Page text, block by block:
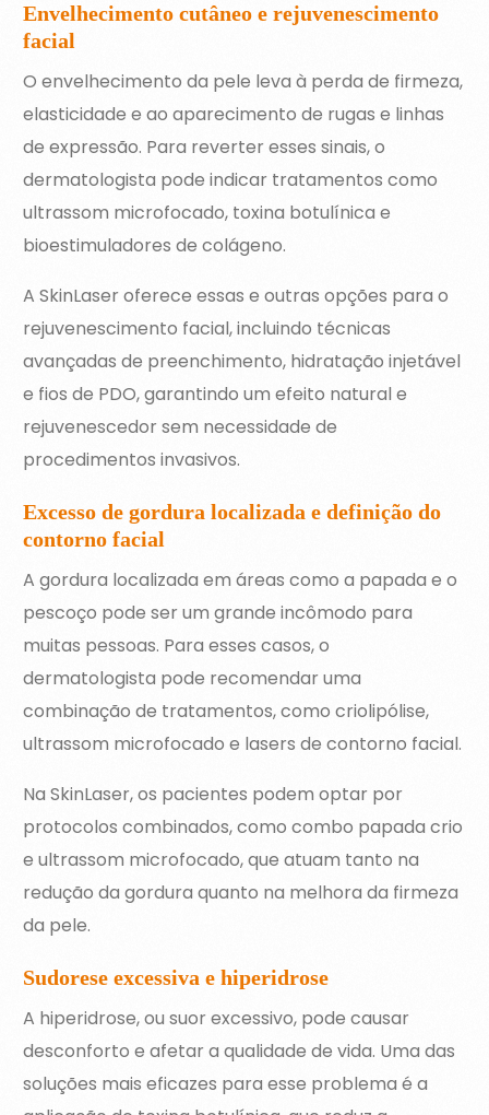
Envelhecimento cutâneo e rejuvenescimento
facial
O envelhecimento da pele leva à perda de firmeza,
elasticidade e ao aparecimento de rugas e linhas
de expressão. Para reverter esses sinais, o
dermatologista pode indicar tratamentos como
ultrassom microfocado, toxina botulínica e
bioestimuladores de colágeno.
A SkinLaser oferece essas e outras opções para o
rejuvenescimento facial, incluindo técnicas
avançadas de preenchimento, hidratação injetável
e fios de PDO, garantindo um efeito natural e
rejuvenescedor sem necessidade de
procedimentos invasivos.
Excesso de gordura localizada e definição do
contorno facial
A gordura localizada em áreas como a papada e o
pescoço pode ser um grande incômodo para
muitas pessoas. Para esses casos, o
dermatologista pode recomendar uma
combinação de tratamentos, como criolipólise,
ultrassom microfocado e lasers de contorno facial.
Na SkinLaser, os pacientes podem optar por
protocolos combinados, como combo papada crio
e ultrassom microfocado, que atuam tanto na
redução da gordura quanto na melhora da firmeza
da pele.
Sudorese excessiva e hiperidrose
A hiperidrose, ou suor excessivo, pode causar
desconforto e afetar a qualidade de vida. Uma das
soluções mais eficazes para esse problema é a